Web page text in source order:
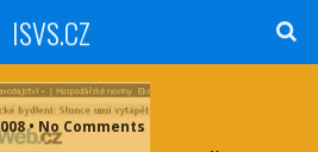
ISVS.CZ
19.2.2008 • No Comments